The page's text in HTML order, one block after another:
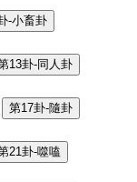
-小畜卦
13卦-同人卦
第17卦-隨卦
21卦-噬嗑